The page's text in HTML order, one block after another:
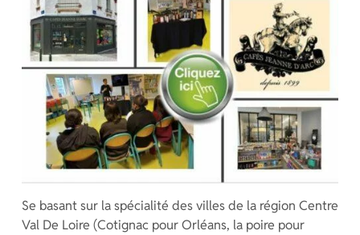
Se basant sur la spécialité des villes de la région Centre
Val De Loire (Cotignac pour Orléans, la poire pour